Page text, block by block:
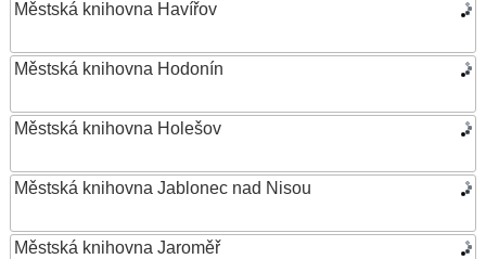
Městská knihovna Havířov
Městská knihovna Hodonín
Městská knihovna Holešov
Městská knihovna Jablonec nad Nisou
Městská knihovna Jaroměř